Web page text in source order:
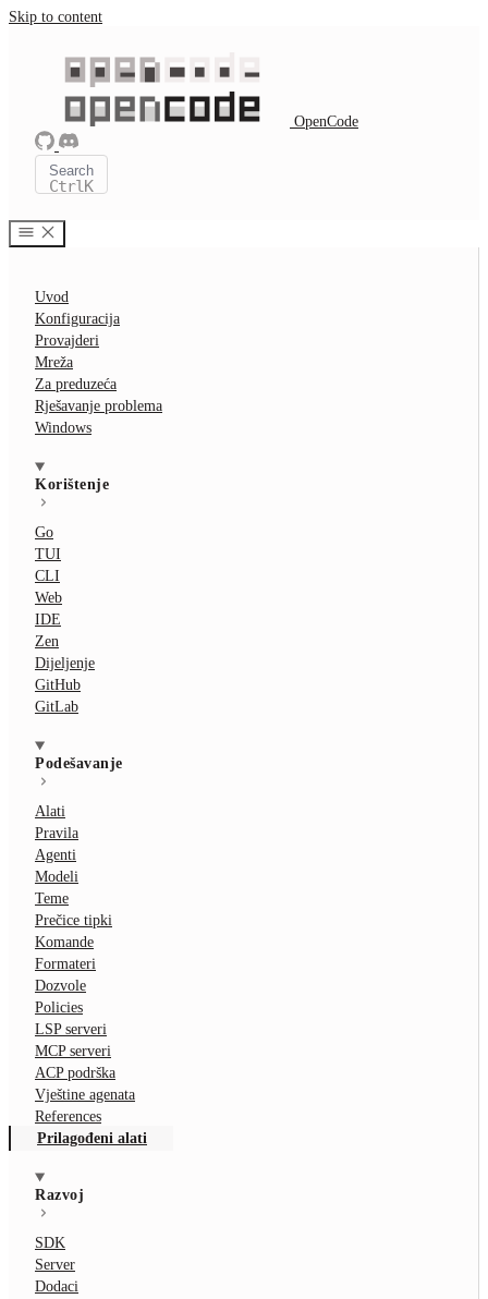
Skip to content
OpenCode
Search
CtrlK
Uvod
Konfiguracija
Provajderi
Mreža
Za preduzeća
Rješavanje problema
Windows
Korištenje
Go
TUI
CLI
Web
IDE
Zen
Dijeljenje
GitHub
GitLab
Podešavanje
Alati
Pravila
Agenti
Modeli
Teme
Prečice tipki
Komande
Formateri
Dozvole
Policies
LSP serveri
MCP serveri
ACP podrška
Vještine agenata
References
Prilagođeni alati
Razvoj
SDK
Server
Dodaci